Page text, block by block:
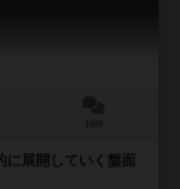
展開していく盤面